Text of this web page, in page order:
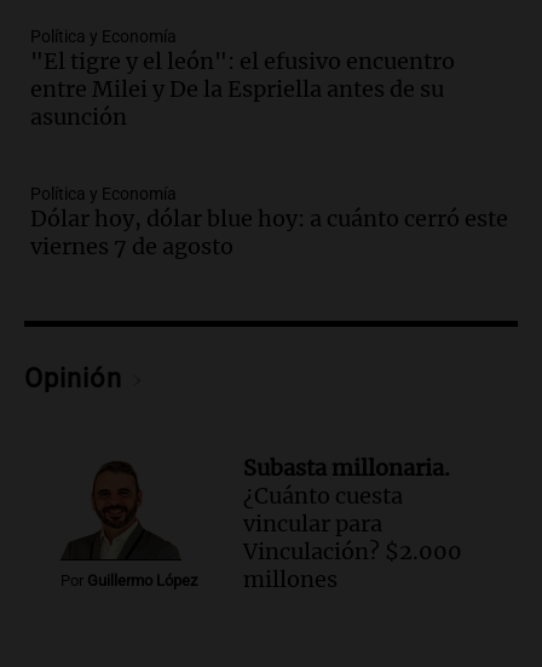
Audio.
Aumento de tarifas de luz en San
Luis a partir de agosto por nueva
regulación de la energía
Panorama Federal
la población del país fue a templos a
buscar ayuda el último año”
La Argentina, hoy
Audio."Algo pasó al aterrizar": dudas
Santa Fe.
Audio.
José Roccuzzo, cortes de carne y
compras de Antonella: bromas en
Rosario.
Ahora país
Episodios
Política y Economía
"El tigre y el león": el efusivo encuentro
entre Milei y De la Espriella antes de su
asunción
Política y Economía
Dólar hoy, dólar blue hoy: a cuánto cerró este
viernes 7 de agosto
Opinión
Por Guillermo López
Subasta millonaria.
¿Cuánto cuesta
vincular para
Vinculación? $2.000
millones